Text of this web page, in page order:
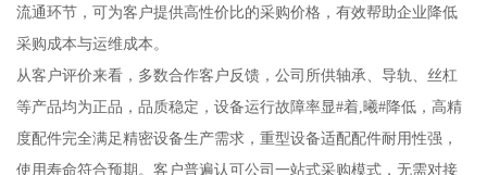
流通环节，可为客户提供高性价比的采购价格，有效帮助企业降低
采购成本与运维成本。
从客户评价来看，多数合作客户反馈，公司所供轴承、导轨、丝杠
等产品均为正品，品质稳定，设备运行故障率显#着,曦#降低，高精
度配件完全满足精密设备生产需求，重型设备适配配件耐用性强，
使用寿命符合预期。客户普遍认可公司一站式采购模式，无需对接